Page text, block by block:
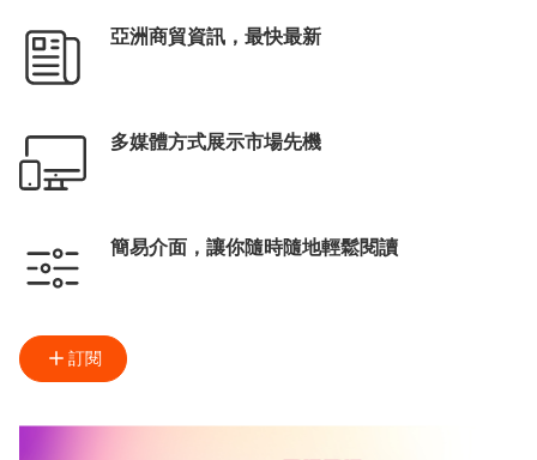
亞洲商貿資訊，最快最新
多媒體方式展示市場先機
簡易介面，讓你隨時隨地輕鬆閱讀
訂閱